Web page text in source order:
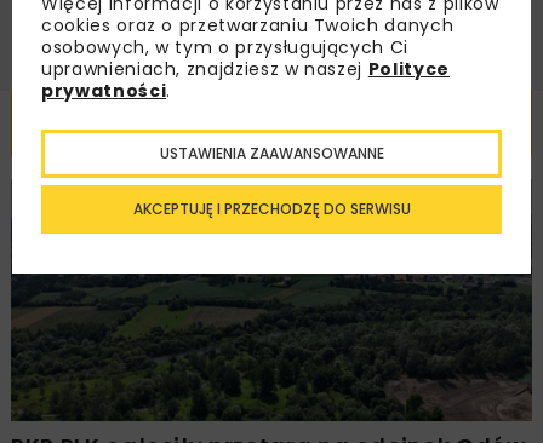
Powiązane artykuły
KOLEJ WIADOMOŚCI
cookies oraz o przetwarzaniu Twoich danych
osobowych, w tym o przysługujących Ci
uprawnieniach, znajdziesz w naszej Polityce
prywatności.
AKCEPTUJĘ I PRZECHODZĘ DO SERWISU
USTAWIENIA ZAAWANSOWANNE